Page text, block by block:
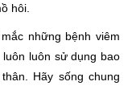
hôi.
những bệnh viêm
luôn sử dụng bao
Hãy sống chung